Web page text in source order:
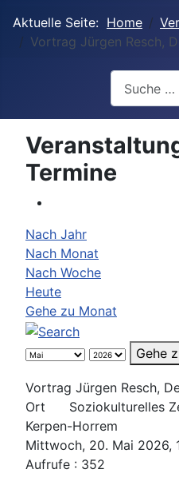
Aktuelle Seite: Home
Vortrag Jürgen Resch,
Termine
Nach Jahr
Nach Monat
Nach Woche
Heute
Gehe zu Monat
Gehe
Vortrag Jürgen Resch,
Ort Soziokulturelles
Kerpen-Horrem
Mittwoch, 20. Mai 2026,
Aufrufe : 352